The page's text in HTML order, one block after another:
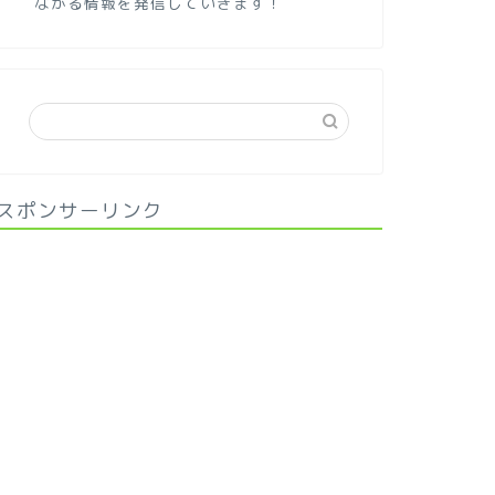
ポンサーリンク